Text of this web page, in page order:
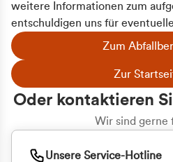
weitere Informationen zum
entschuldigen uns für
Zum
Zur
Oder kontaktieren
Wir sind gerne
Unsere Service-Hotline